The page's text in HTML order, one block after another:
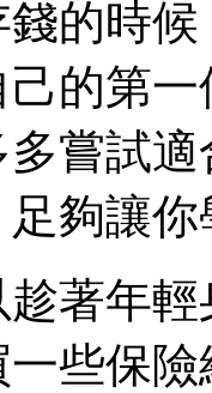
的時
的第
嘗試
夠讓
著年
些保